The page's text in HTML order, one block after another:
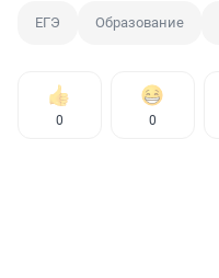
ЕГЭ Образование
0 0